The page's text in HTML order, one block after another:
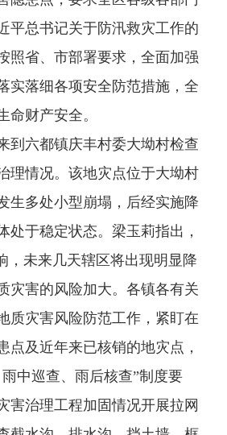
平总书记关于防汛救灾工作的
照省、市部署要求，全面加强
实落细各项安全防范措施，全
命财产安全。
六都镇庆丰村委大坳村检查
理情况。该地灾点位于大坳村
生多处小型崩塌，后经实施降
处于稳定状态。梁玉莉指出，
，未来几天辖区将出现明显降
灾害的风险加大。各镇各有关
质灾害风险防范工作，紧盯在
点及近年来已核销的地灾点，
中巡查、雨后核查”制度要
害治理工程加固情况开展拉网